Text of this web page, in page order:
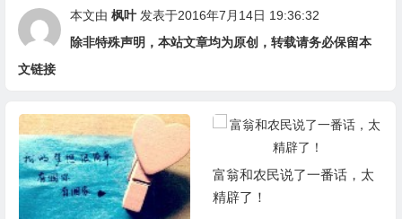
本文由枫叶 发表于2016年7月14日 19:36:32
除非特殊声明，本站文章均为原创，转载请务必保留本
文链接
富翁和农民说了一番话，太
精辟了！